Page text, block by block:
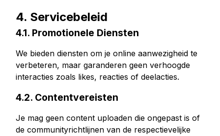
4. Servicebeleid
4.1. Promotionele Diensten
We bieden diensten om je online aanwezigheid te
verbeteren, maar garanderen geen verhoogde
interacties zoals likes, reacties of deelacties.
4.2. Contentvereisten
Je mag geen content uploaden die ongepast is of
de communityrichtlijnen van de respectievelijke